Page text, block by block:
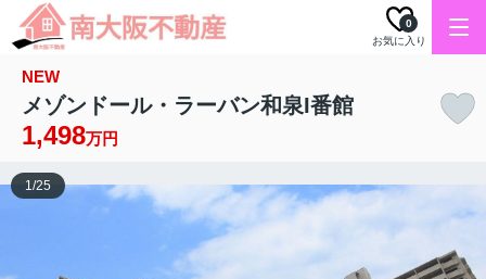
お気に入り
0
NEW
メゾンドール・ラーバン和泉I番館
1,498万円
1/25